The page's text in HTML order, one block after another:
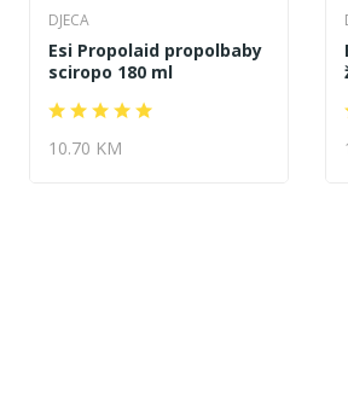
DJECA
Esi Propolaid propolbaby
sciropo 180 ml
10.70 KM